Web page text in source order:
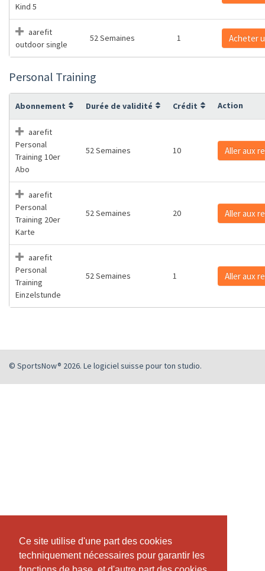
Ce site utilise d'une part des cookies
techniquement nécessaires pour garantir les
Ce site utilise d'une part des cookies
techniquement nécessaires pour garantir les
Kind 5
aarefit
outdoor single
52 Semaines 1 Acheter
Personal Training
Abonnement Durée de validité Crédit Action
aarefit
Personal
Training 10er
Abo
52 Semaines 10 Aller aux
aarefit
Personal
Training 20er
Karte
52 Semaines 20 Aller aux
aarefit
Personal
Training
Einzelstunde
52 Semaines 1 Aller aux
© SportsNow® 2026. Le logiciel suisse pour ton studio.